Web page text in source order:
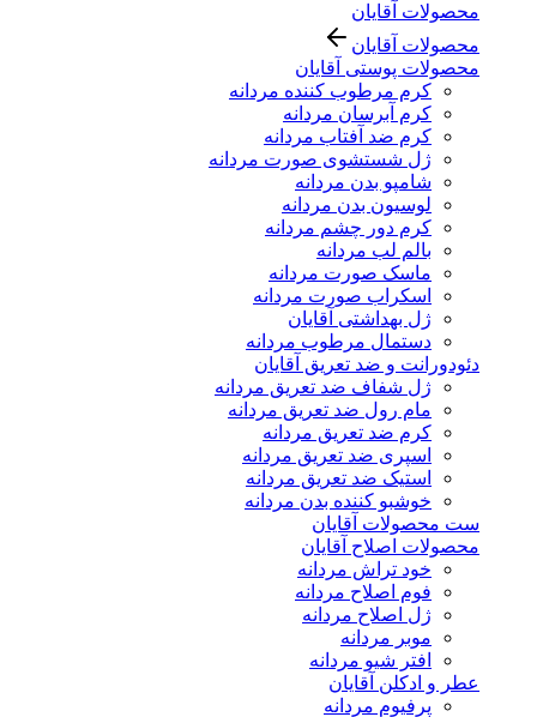
محصولات آقایان
محصولات آقایان
محصولات پوستی آقایان
کرم مرطوب کننده مردانه
کرم آبرسان مردانه
کرم ضد آفتاب مردانه
ژل شستشوی صورت مردانه
شامپو بدن مردانه
لوسیون بدن مردانه
کرم دور چشم مردانه
بالم لب مردانه
ماسک صورت مردانه
اسکراب صورت مردانه
ژل بهداشتی آقایان
دستمال مرطوب مردانه
دئودورانت و ضد تعریق آقایان
ژل شفاف ضد تعریق مردانه
مام رول ضد تعریق مردانه
کرم ضد تعریق مردانه
اسپری ضد تعریق مردانه
استیک ضد تعریق مردانه
خوشبو کننده بدن مردانه
ست محصولات آقایان
محصولات اصلاح آقایان
خود تراش مردانه
فوم اصلاح مردانه
ژل اصلاح مردانه
موبر مردانه
افتر شیو مردانه
عطر و ادکلن آقایان
پرفیوم مردانه